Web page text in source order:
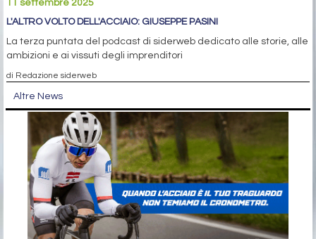
11 settembre 2025
L'ALTRO VOLTO DELL'ACCIAIO: GIUSEPPE PASINI
La terza puntata del podcast di siderweb dedicato alle storie, alle
ambizioni e ai vissuti degli imprenditori
di Redazione siderweb
Altre News